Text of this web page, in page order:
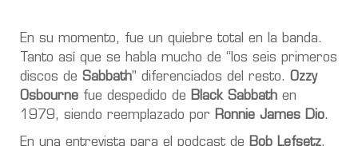
En su momento, fue un quiebre total en la banda.
Tanto así que se habla mucho de “los seis primeros
discos de Sabbath” diferenciados del resto. Ozzy
Osbourne fue despedido de Black Sabbath en
1979, siendo reemplazado por Ronnie James Dio.
En una entrevista para el podcast de Bob Lefsetz,